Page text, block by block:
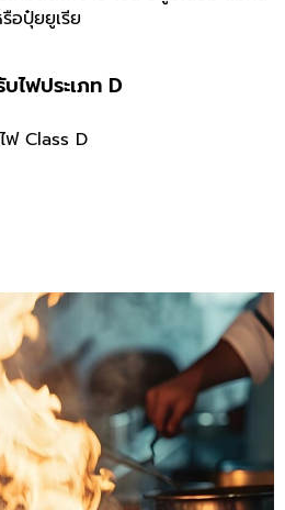
อปุ๋ยยูเรีย
ไฟประเภท D
ฟ Class D